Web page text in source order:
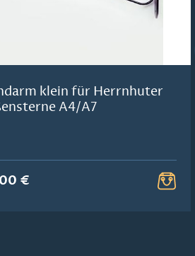
klein für Herrnhuter
A4/A7
€